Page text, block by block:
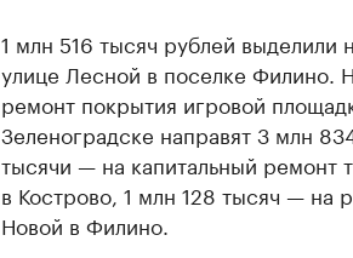
1 млн 516 тысяч рублей выделили
улице Лесной в поселке Филино.
ремонт покрытия игровой
Зеленоградске направят 3 млн
тысячи — на капитальный ремонт
в Кострово, 1 млн 128 тысяч — на
Новой в Филино.